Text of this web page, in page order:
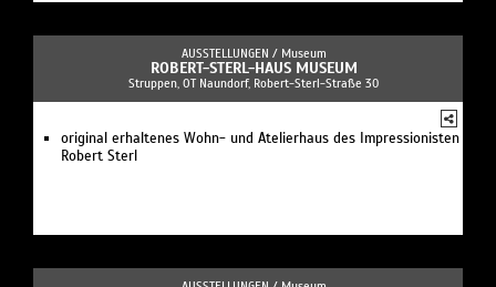
AUSSTELLUNGEN / Museum
ROBERT-STERL-HAUS MUSEUM
Struppen, OT Naundorf, Robert-Sterl-Straße 30
original erhaltenes Wohn- und Atelierhaus des Impressionisten
Robert Sterl